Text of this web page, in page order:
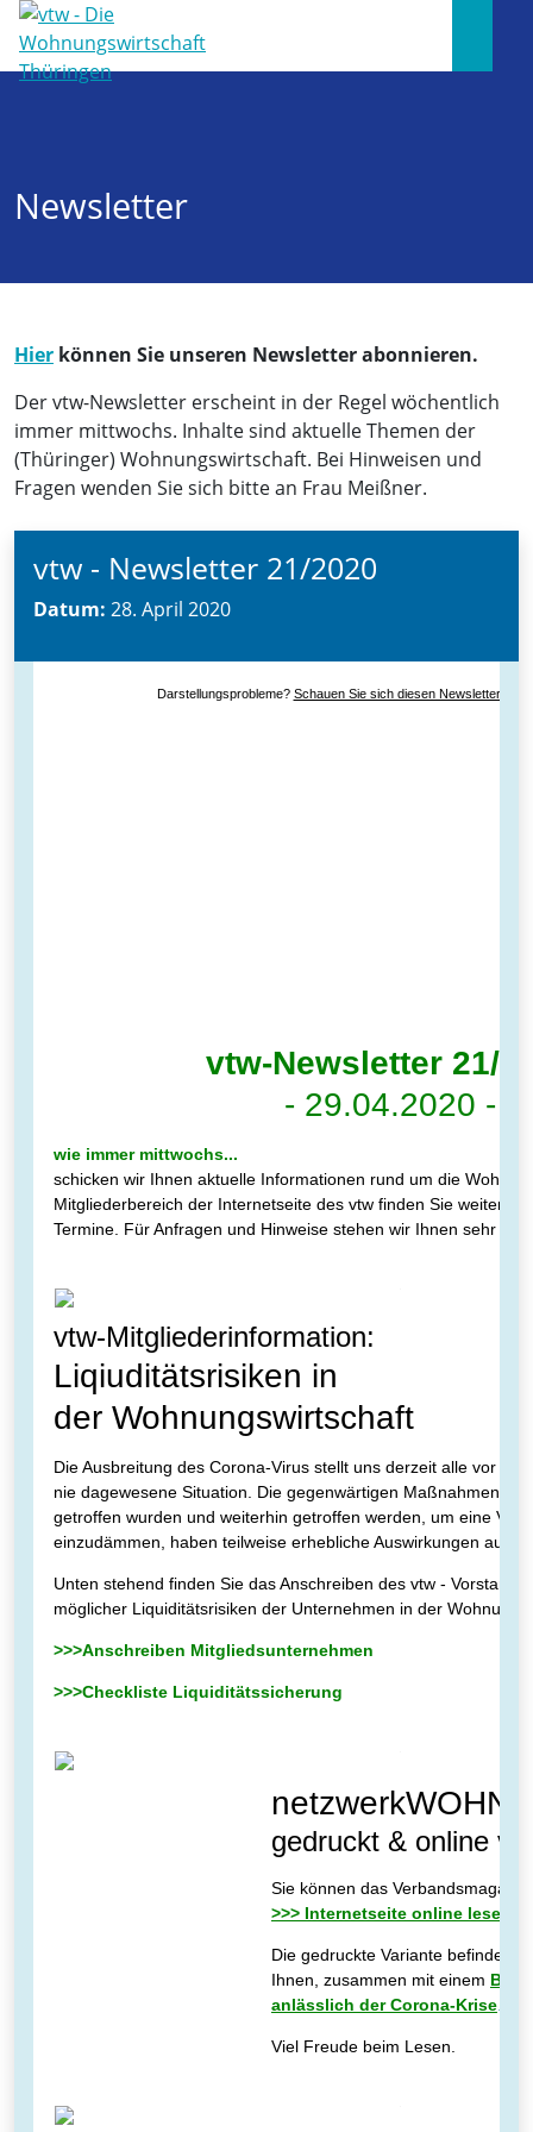
Newsletter
Hier können Sie unseren Newsletter abonnieren.
Der vtw-Newsletter erscheint in der Regel wöchentlich
immer mittwochs. Inhalte sind aktuelle Themen der
(Thüringer) Wohnungswirtschaft. Bei Hinweisen und
Fragen wenden Sie sich bitte an Frau Meißner.
vtw - Newsletter 21/2020
Datum: 28. April 2020